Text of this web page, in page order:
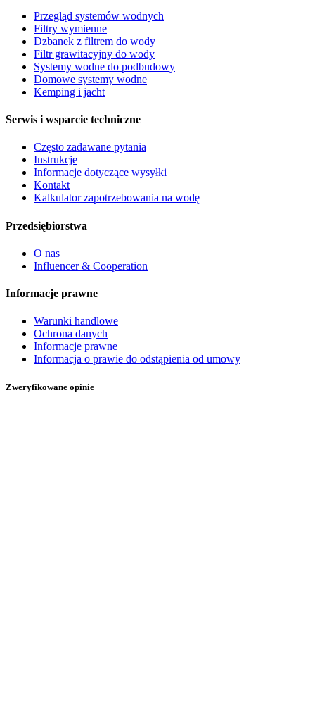
Przegląd systemów wodnych
Filtry wymienne
Dzbanek z filtrem do wody
Filtr grawitacyjny do wody
Systemy wodne do podbudowy
Domowe systemy wodne
Kemping i jacht
Serwis i wsparcie techniczne
Często zadawane pytania
Instrukcje
Informacje dotyczące wysyłki
Kontakt
Kalkulator zapotrzebowania na wodę
Przedsiębiorstwa
O nas
Influencer & Cooperation
Informacje prawne
Warunki handlowe
Ochrona danych
Informacje prawne
Informacja o prawie do odstąpienia od umowy
Zweryfikowane opinie